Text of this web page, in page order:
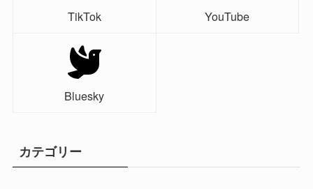
TikTok YouTube
Bluesky
カテゴリー